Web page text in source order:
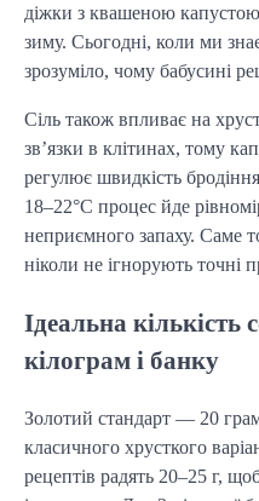
діжки з квашеною
зиму. Сьогодні, коли ми
зрозуміло, чому бабусині
Сіль також впливає на
зв’язки в клітинах, тому
регулює швидкість
18–22°C процес йде
неприємного запаху. Саме
ніколи не ігнорують точні
Ідеальна кількість
кілограм і банку
Золотий стандарт — 20
класичного хрусткого
рецептів радять 20–25 г,